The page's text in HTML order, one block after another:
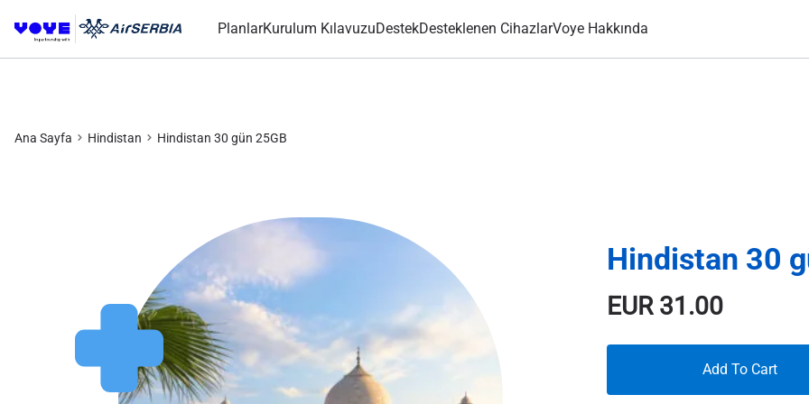
PlanlarKurulum KılavuzuDestekDesteklenen CihazlarVoye Hakkında
Ana Sayfa Hindistan Hindistan 30 gün 25GB
Hindistan 30
EUR31.00
Add To Cart